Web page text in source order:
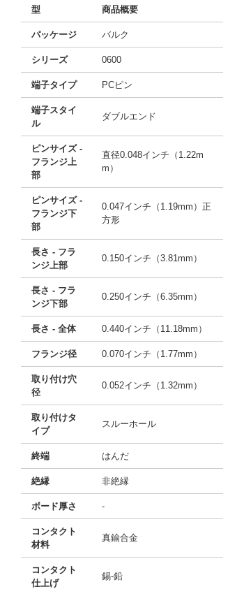
型 商品概要
パッケージ バルク
シリーズ 0600
端子タイプ PCピン
端子スタイ
ル
ダブルエンド
ピンサイズ -
フランジ上
部
直径0.048インチ（1.22m
m）
ピンサイズ -
フランジ下
部
0.047インチ（1.19mm）正
方形
長さ - フラ
ンジ上部
0.150インチ（3.81mm）
長さ - フラ
ンジ下部
0.250インチ（6.35mm）
長さ - 全体 0.440インチ（11.18mm）
フランジ径 0.070インチ（1.77mm）
取り付け穴
径
0.052インチ（1.32mm）
取り付けタ
イプ
スルーホール
終端 はんだ
絶縁 非絶縁
ボード厚さ -
コンタクト
材料
真鍮合金
コンタクト
仕上げ
錫-鉛